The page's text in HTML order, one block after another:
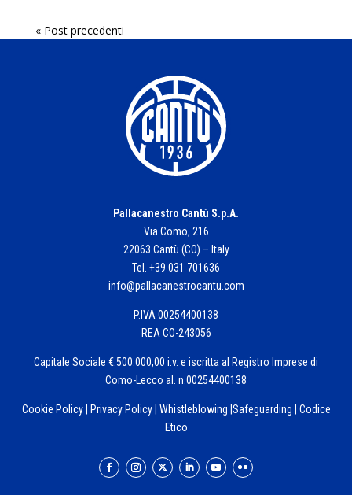
« Post precedenti
Pallacanestro Cantù S.p.A.
Via Como, 216
22063 Cantù (CO) – Italy
Tel. +39 031 701636
info@pallacanestrocantu.com
P.IVA 00254400138
REA CO-243056
Capitale Sociale €.500.000,00 i.v. e iscritta al Registro Imprese di
Como-Lecco al. n.00254400138
Cookie Policy| Privacy Policy| Whistleblowing Safeguarding
Codice
Etico